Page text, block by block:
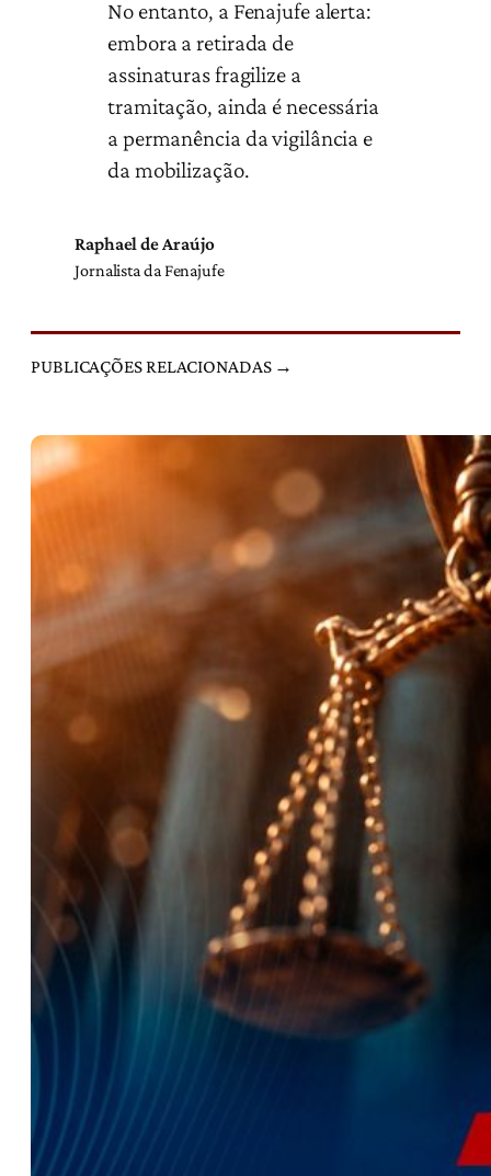
No entanto, a Fenajufe alerta:
embora a retirada de
assinaturas fragilize a
tramitação, ainda é necessária
a permanência da vigilância e
da mobilização.
Raphael de Araújo
Jornalista da Fenajufe
PUBLICAÇÕES RELACIONADAS →